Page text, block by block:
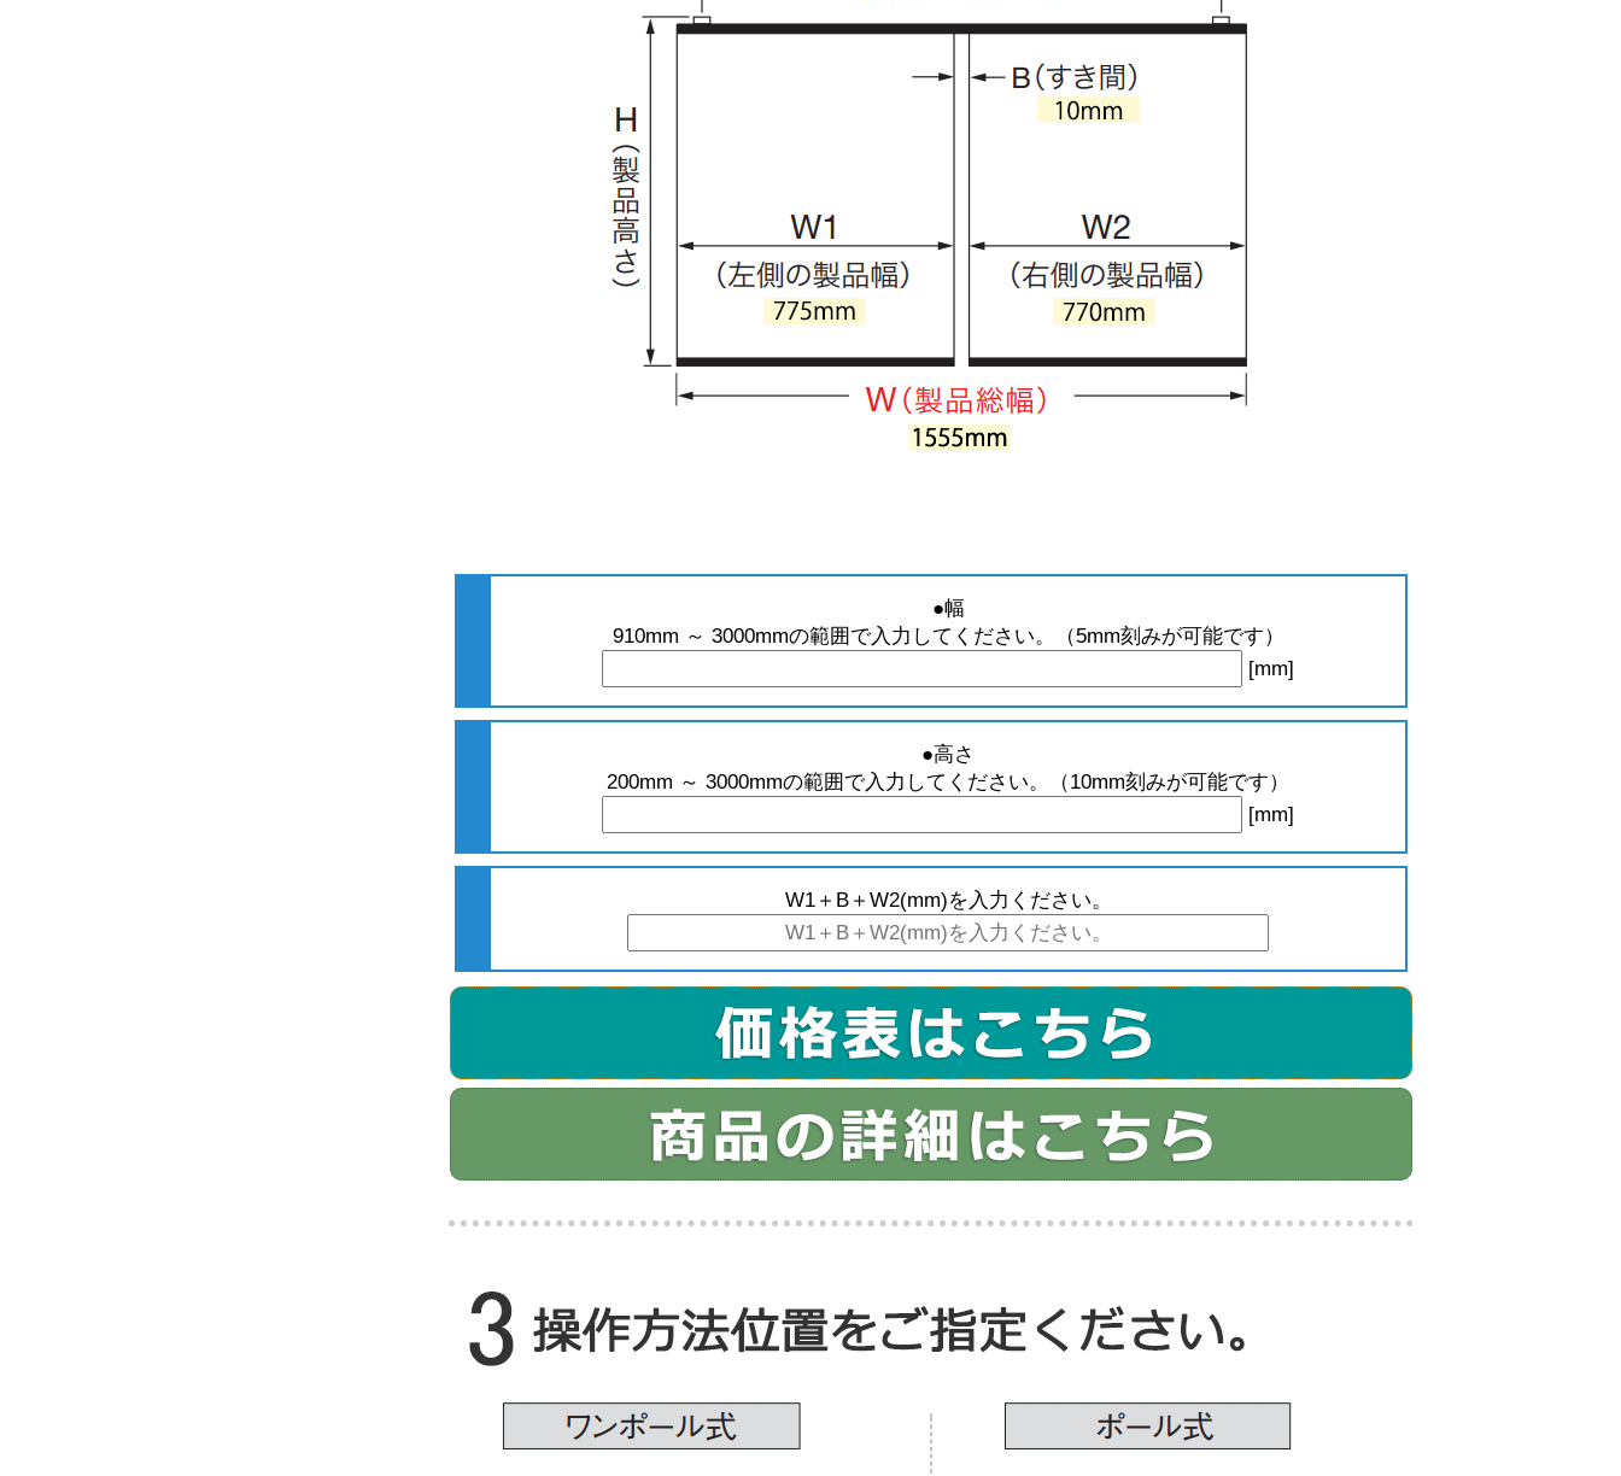
●幅
910mm ～ 3000mmの範囲で入力してください。（5mm刻みが可能です）
[mm]
●高さ
200mm ～ 3000mmの範囲で入力してください。（10mm刻みが可能です）
[mm]
W1＋B＋W2(mm)を入力ください。